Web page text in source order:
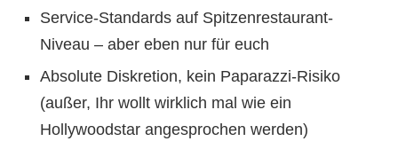
Service-Standards auf Spitzenrestaurant-
Niveau – aber eben nur für euch
Absolute Diskretion, kein Paparazzi-Risiko
(außer, Ihr wollt wirklich mal wie ein
Hollywoodstar angesprochen werden)